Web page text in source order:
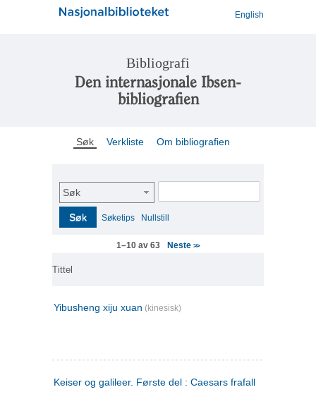
English
Bibliografi
Den internasjonale Ibsen-
bibliografien
Søk Verkliste Om bibliografien
Søk
Søk Søketips Nullstill
1–10 av 63 Neste>>
Tittel
Yibusheng xiju xuan (kinesisk)
Keiser og galileer. Første del : Caesars frafall